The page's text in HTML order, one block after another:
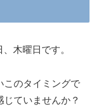
木曜日です。
このタイミングで
じていませんか？